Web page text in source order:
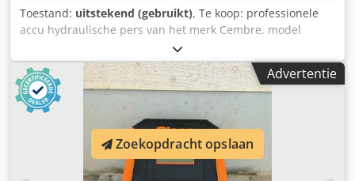
Toestand: uitstekend (gebruikt), Te koop: professionele
accu hydraulische pers van het merk Cembre, model
B15MD. Het apparaat verkeert technisch in volledig
werkende staat en is direct inzetbaar. Verkoop zonder
batterij en lader. Visuele staat zeer goed, normale
gebruikssporen zichtbaar op de foto's. Inclusief originele
Cembre transportkoffer en de op de foto's getoonde
onderdelen. Technische gegevens: Fabrikant: Cembre
Model: B15MD Perskracht: 15 kN Voeding: 18V accu
Productie: Made in Italy Compacte en lichte constructie
Advertentie
Zoekopdracht opslaan